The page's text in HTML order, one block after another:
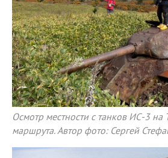
Осмотр местности с танков ИС-3 на
маршрута. Автор фото: Сергей